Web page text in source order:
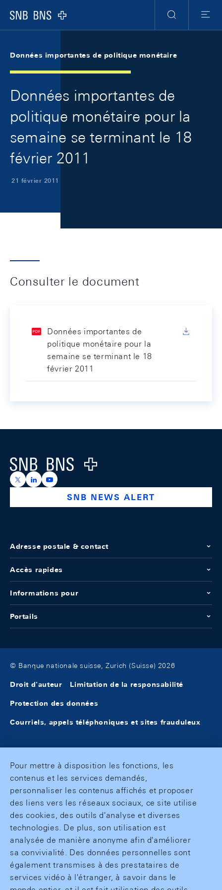
Logo
RechercheMenu
Données importantes de politique monétaire
Données importantes de
politique monétaire pour la
semaine se terminant le 18
février 2011
21 février 2011
Consulter le document
Données importantes de
politique monétaire pour la
semaine se terminant le 18
février 2011
Logo
https://x.com/snb_bns
https://ch.linkedin.com/company/swiss-national-
https://www.youtube.com/@swissnationalbank
SNB NEWS ALERT
Adresse postale & contact
Accès rapides
Informations pour
Portails
© Banque nationale suisse, Zurich (Suisse) 2026
Droit d'auteur Limitation de la responsabilité
Protection des données
Courriels, appels téléphoniques et sites frauduleux
Pour mettre à disposition les fonctions, les
contenus et les services demandés,
personnaliser les contenus affichés et proposer
des liens vers les réseaux sociaux, ce site utilise
des cookies, des outils d'analyse et diverses
technologies. De plus, son utilisation est
analysée de manière anonyme afin d'améliorer
sa convivialité. Des données personnelles sont
également transmises à des prestataires de
services vidéo à l'étranger, à savoir dans le